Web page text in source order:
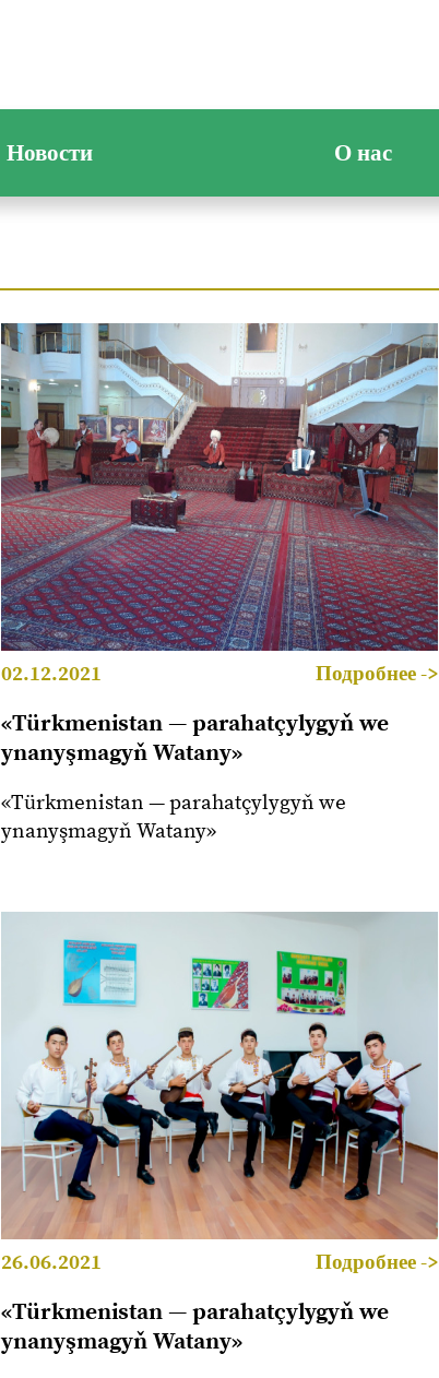
Новости О нас
02.12.2021 Подробнее ->
«Türkmenistan — parahatçylygyň we
ynanyşmagyň Watany»
«Türkmenistan — parahatçylygyň we
ynanyşmagyň Watany»
26.06.2021 Подробнее ->
«Türkmenistan — parahatçylygyň we
ynanyşmagyň Watany»